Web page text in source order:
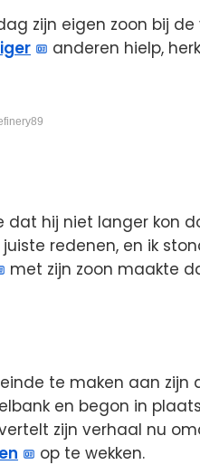
zijn eigen zoon bij
anderen hielp,
dat hij niet langer kon
redenen, en ik
met zijn zoon maakte
te maken aan zijn
en begon in
zijn verhaal nu
op te wekken.